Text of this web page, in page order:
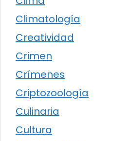
Climatología
Creatividad
Crimen
Crímenes
Criptozoología
Culinaria
Cultura